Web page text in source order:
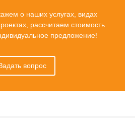
о наших услугах, видах
рассчитаем стоимость
предложение!
вопрос